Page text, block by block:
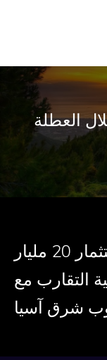
العطلة
Tebboune تعلن عن استثمار 20 مليار
التقارب مع
شرق آسيا